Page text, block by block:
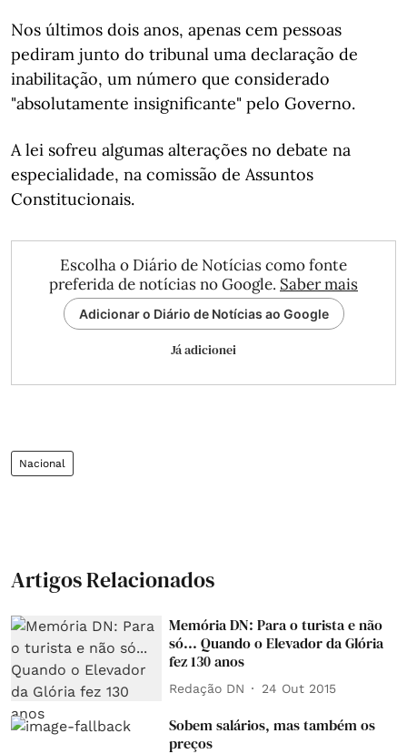
Nos últimos dois anos, apenas cem pessoas
pediram junto do tribunal uma declaração de
inabilitação, um número que considerado
"absolutamente insignificante" pelo Governo.
A lei sofreu algumas alterações no debate na
especialidade, na comissão de Assuntos
Constitucionais.
Escolha o Diário de Notícias como fonte
preferida de notícias no Google. Saber mais
Adicionar o Diário de Notícias ao Google
Já adicionei
Nacional
Artigos Relacionados
Memória DN: Para o turista e não
só... Quando o Elevador da Glória
fez 130 anos
Redação DN 24 Out 2015
Sobem salários, mas também os
preços